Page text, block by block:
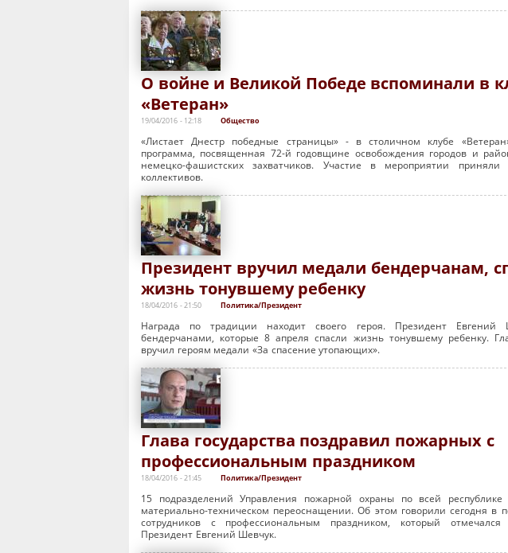
О войне и Великой Победе вспоминали в
«Ветеран»
19/04/2016 - 12:18 Общество
«Листает Днестр победные страницы» - в столичном клубе
программа, посвященная 72-й годовщине освобождения городов и
немецко-фашистских захватчиков. Участие в мероприятии приняли
коллективов.
Президент вручил медали бендерчанам,
жизнь тонувшему ребенку
18/04/2016 - 21:50 Политика/Президент
Награда по традиции находит своего героя. Президент Евгений
бендерчанами, которые 8 апреля спасли жизнь тонувшему ребенку.
вручил героям медали «За спасение утопающих».
Глава государства поздравил пожарных с
профессиональным праздником
18/04/2016 - 21:45 Политика/Президент
15 подразделений Управления пожарной охраны по всей
материально-техническом переоснащении. Об этом говорили сегодня в
сотрудников с профессиональным праздником, который отмечался
Президент Евгений Шевчук.